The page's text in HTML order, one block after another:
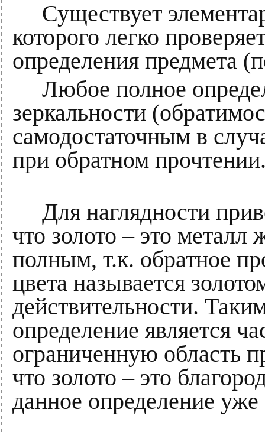
Существует
которого легко
определения предмета
Любое полное
зеркальности
самодостаточным в
при обратном
Для наглядности
что золото – это металл
полным, т.к. обратное
цвета называется
действительности.
определение является
ограниченную область
что золото – это
данное определение